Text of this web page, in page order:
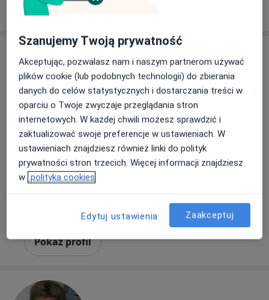
Pokaż profil
Centrum Opieki Zdrowotnej Orkan-Med
Kardiologia, Interna, Gastrologia·Więcej
325 opinii
Pokaż profil
Szanujemy Twoją prywatność
Akceptując, pozwalasz nam i naszym partnerom używać
plików cookie (lub podobnych technologii) do zbierania
danych do celów statystycznych i dostarczania treści w
oparciu o Twoje zwyczaje przeglądania stron
internetowych. W każdej chwili możesz sprawdzić i
zaktualizować swoje preferencje w ustawieniach. W
ustawieniach znajdziesz również linki do polityk
prywatności stron trzecich. Więcej informacji znajdziesz
w polityka cookies
Edytuj ustawienia Zaakceptuj